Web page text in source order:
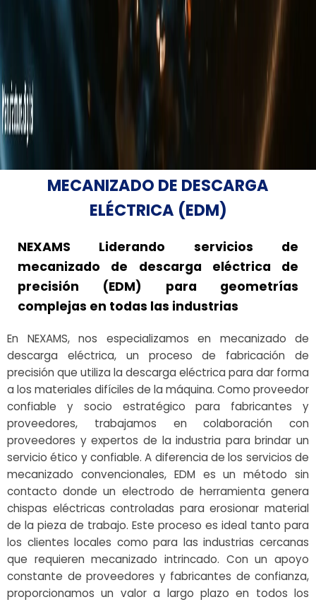
MECANIZADO DE DESCARGA
ELÉCTRICA (EDM)
NEXAMS Liderando servicios de
mecanizado de descarga eléctrica de
precisión (EDM) para geometrías
complejas en todas las industrias
En NEXAMS, nos especializamos en mecanizado de
descarga eléctrica, un proceso de fabricación de
precisión que utiliza la descarga eléctrica para dar forma
a los materiales difíciles de la máquina. Como proveedor
confiable y socio estratégico para fabricantes y
proveedores, trabajamos en colaboración con
proveedores y expertos de la industria para brindar un
servicio ético y confiable. A diferencia de los servicios de
mecanizado convencionales, EDM es un método sin
contacto donde un electrodo de herramienta genera
chispas eléctricas controladas para erosionar material
de la pieza de trabajo. Este proceso es ideal tanto para
los clientes locales como para las industrias cercanas
que requieren mecanizado intrincado. Con un apoyo
constante de proveedores y fabricantes de confianza,
proporcionamos un valor a largo plazo en todos los